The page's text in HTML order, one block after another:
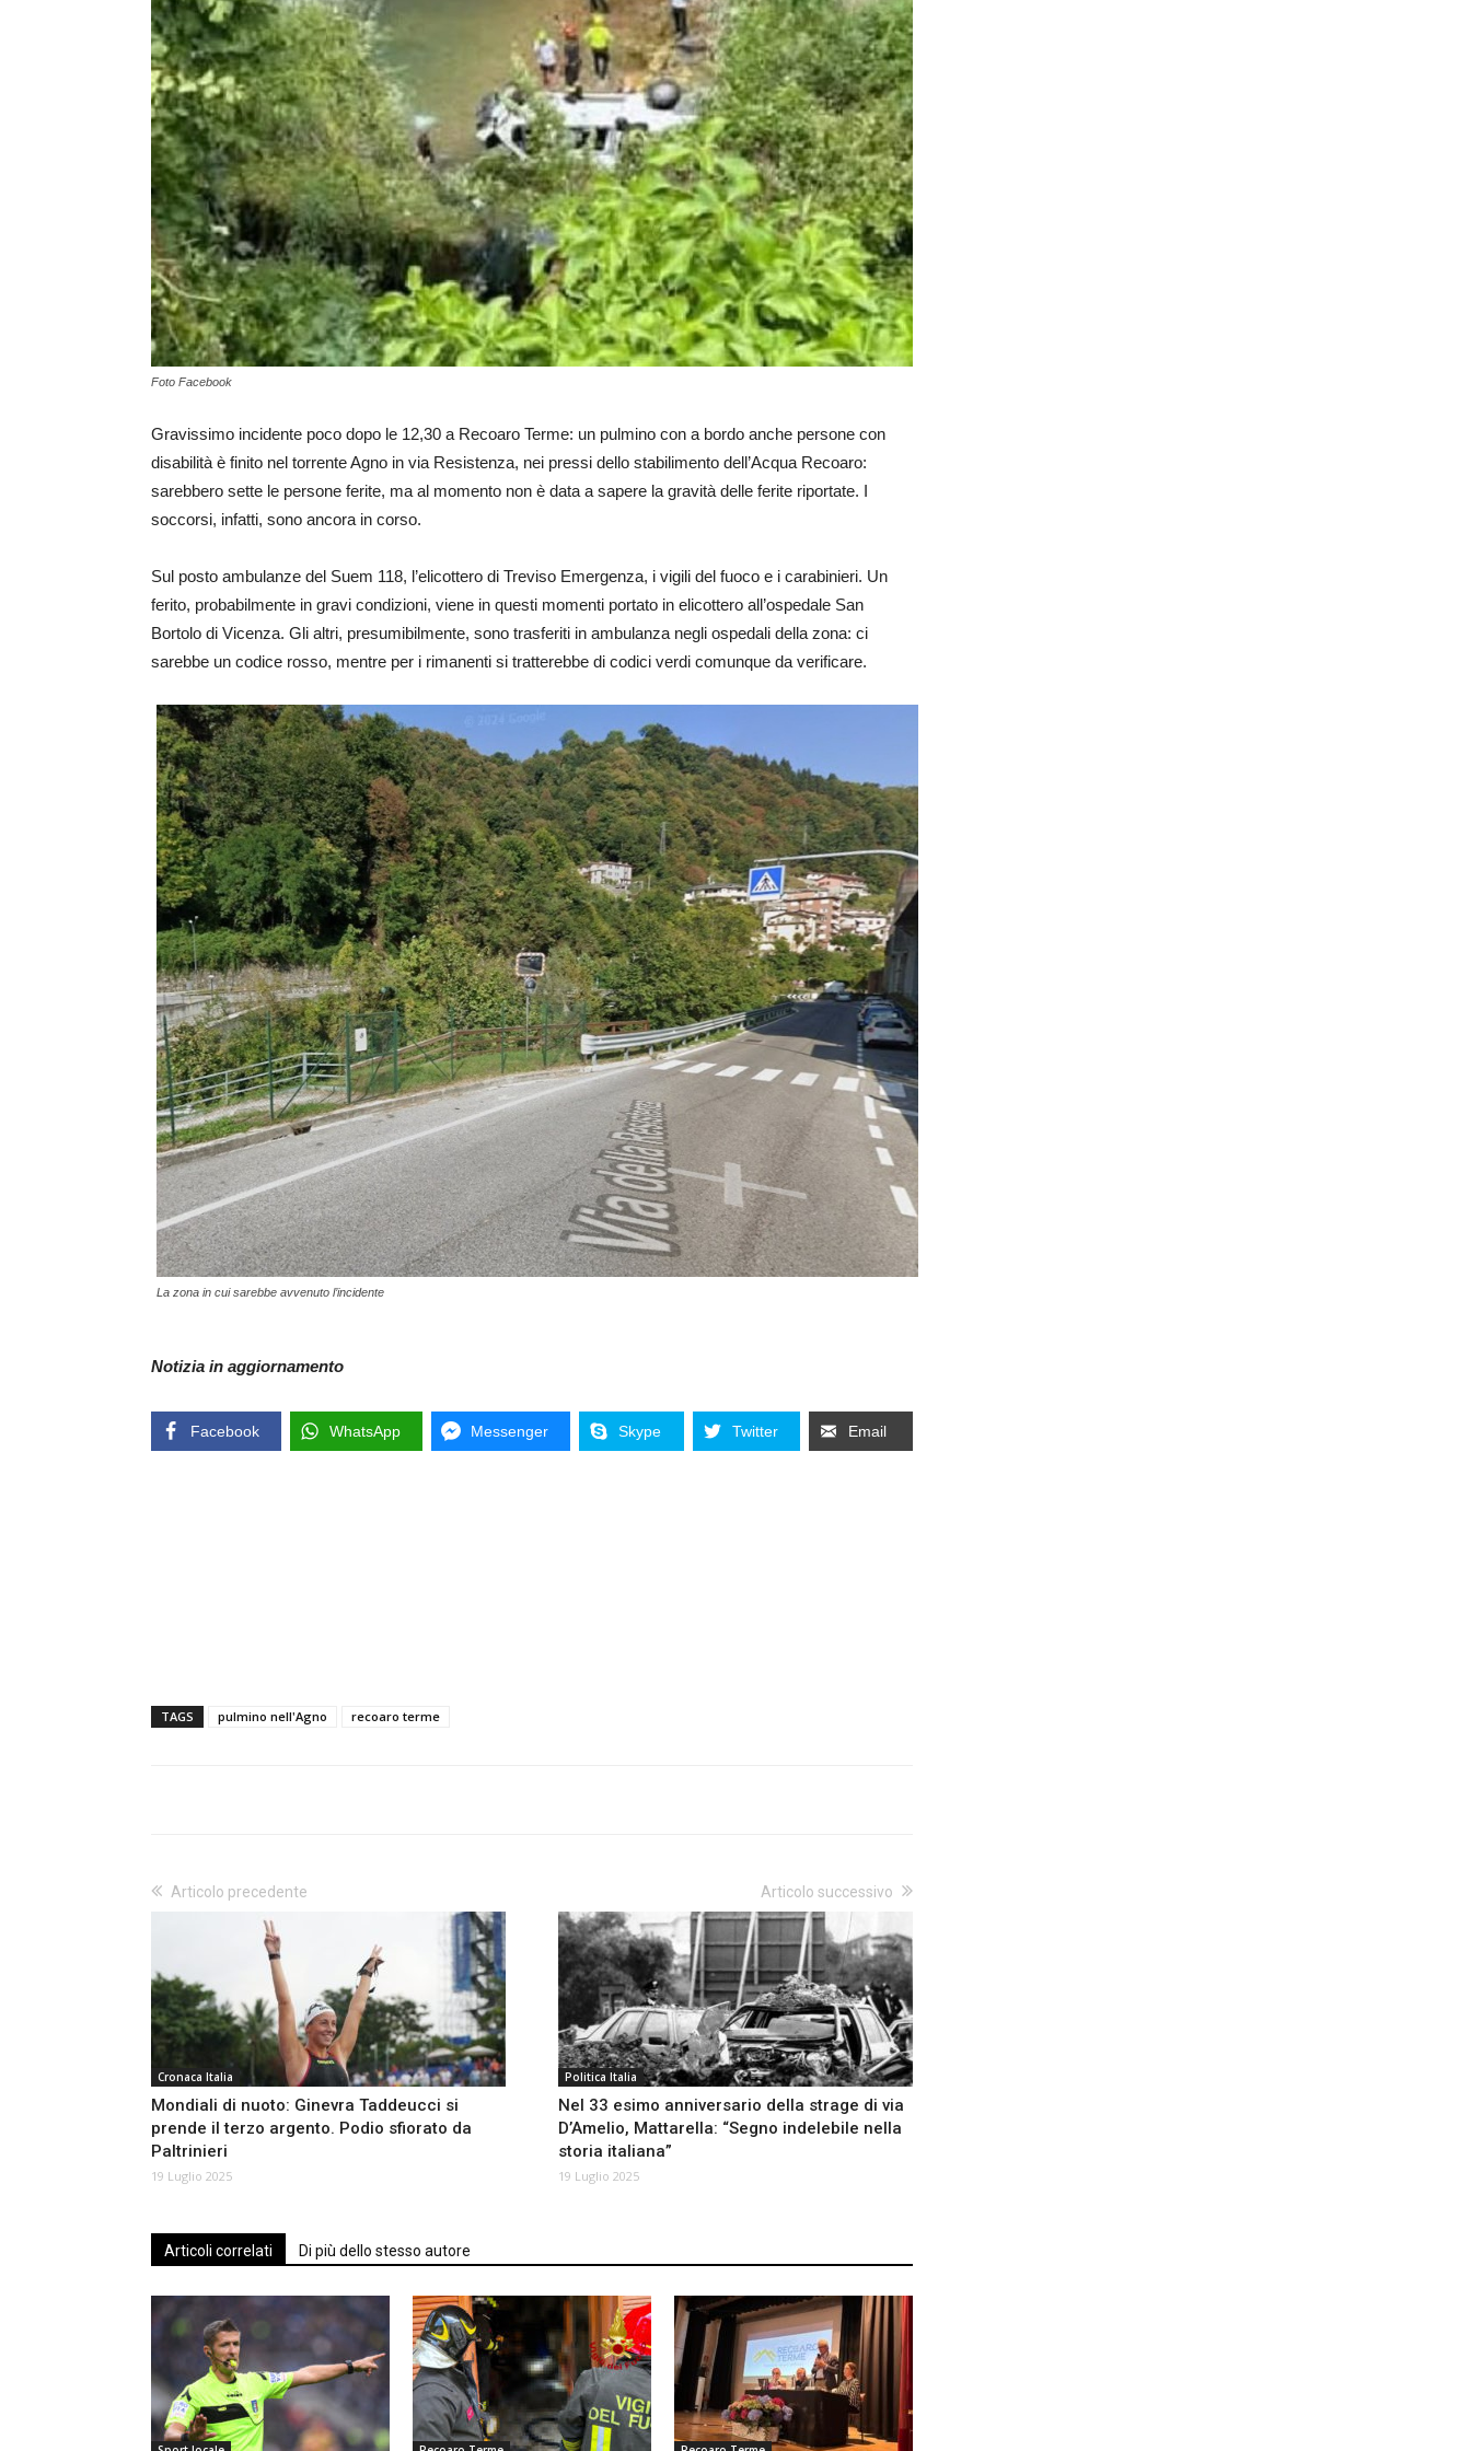
Foto Facebook
Gravissimo incidente poco dopo le 12,30 a Recoaro Terme: un pulmino con a bordo anche persone con
disabilità è finito nel torrente Agno in via Resistenza, nei pressi dello stabilimento dell’Acqua Recoaro:
sarebbero sette le persone ferite, ma al momento non è data a sapere la gravità delle ferite riportate. I
soccorsi, infatti, sono ancora in corso.
Sul posto ambulanze del Suem 118, l’elicottero di Treviso Emergenza, i vigili del fuoco e i carabinieri. Un
ferito, probabilmente in gravi condizioni, viene in questi momenti portato in elicottero all’ospedale San
Bortolo di Vicenza. Gli altri, presumibilmente, sono trasferiti in ambulanza negli ospedali della zona: ci
sarebbe un codice rosso, mentre per i rimanenti si tratterebbe di codici verdi comunque da verificare.
La zona in cui sarebbe avvenuto l’incidente
Notizia in aggiornamento
Facebook WhatsApp Messenger Skype Twitter Email
TAGS pulmino nell'Agno recoaro terme
Articolo precedente
Cronaca Italia
Mondiali di nuoto: Ginevra Taddeucci si
prende il terzo argento. Podio sfiorato da
Paltrinieri
19 Luglio 2025
Articolo successivo
Politica Italia
Nel 33 esimo anniversario della strage di via
D’Amelio, Mattarella: “Segno indelebile nella
storia italiana”
19 Luglio 2025
Articoli correlati Di più dello stesso autore